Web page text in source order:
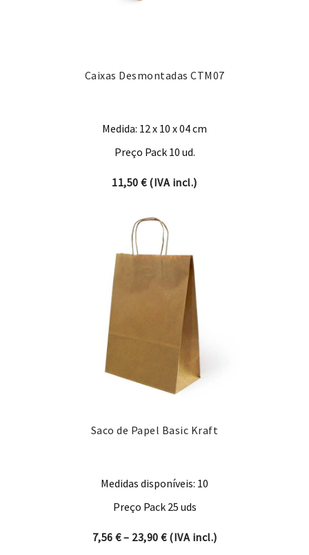
Caixas Desmontadas CTM07
Medida: 12 x 10 x 04 cm
Preço Pack 10 ud.
11,50€(IVA incl.)
Saco de Papel Basic Kraft
Medidas disponíveis: 10
Preço Pack 25 uds
7,56 €– 23,90 €Price range: 7,56 € through
(IVA incl.)